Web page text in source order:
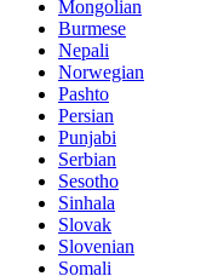
Mongolian
Burmese
Nepali
Norwegian
Pashto
Persian
Punjabi
Serbian
Sesotho
Sinhala
Slovak
Slovenian
Somali